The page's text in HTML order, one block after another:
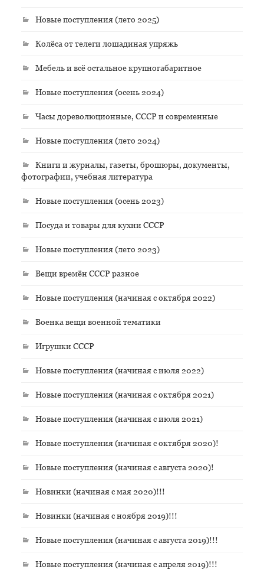
Новые поступления (лето 2025)
Колёса от телеги лошадиная упряжь
Мебель и всё остальное крупногабаритное
Новые поступления (осень 2024)
Часы дореволюционные, СССР и современные
Новые поступления (лето 2024)
Книги и журналы, газеты, брошюры, документы,
фотографии, учебная литература
Новые поступления (осень 2023)
Посуда и товары для кухни СССР
Новые поступления (лето 2023)
Вещи времён СССР разное
Новые поступления (начиная с октября 2022)
Военка вещи военной тематики
Игрушки СССР
Новые поступления (начиная с июля 2022)
Новые поступления (начиная с октября 2021)
Новые поступления (начиная с июля 2021)
Новые поступления (начиная с октября 2020)!
Новые поступления (начиная с августа 2020)!
Новинки (начиная с мая 2020)!!!
Новинки (начиная с ноября 2019)!!!
Новые поступления (начиная с августа 2019)!!!
Новые поступления (начиная с апреля 2019)!!!